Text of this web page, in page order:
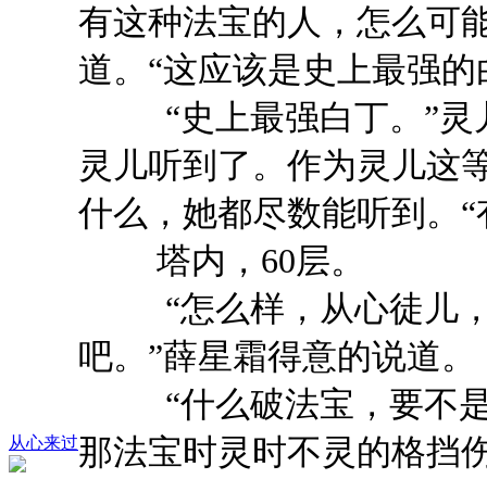
从心来过
有这种法宝的人，怎么可
道。“这应该是史上最强的
“史上最强白丁。”灵
灵儿听到了。作为灵儿这
什么，她都尽数能听到。“
塔内，60层。
“怎么样，从心徒儿，
吧。”薛星霜得意的说道。
“什么破法宝，要不是
那法宝时灵时不灵的格挡